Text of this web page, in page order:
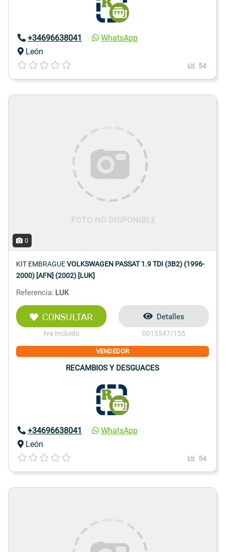
+34696638041
WhatsApp
León
54
0
KIT EMBRAGUEVOLKSWAGEN PASSAT 1.9 TDI (3B2) (1996-
2000) [AFN] (2002) [LUK]
Referencia: LUK
CONSULTAR
Iva Incluido
Detalles
0015547/155
VENDEDOR
RECAMBIOS Y DESGUACES
+34696638041
WhatsApp
León
54